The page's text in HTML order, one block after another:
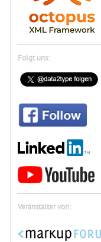
Folgt uns:
Veranstalter von: